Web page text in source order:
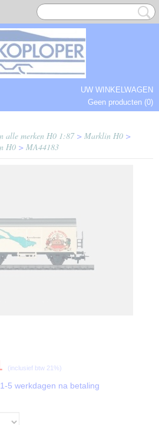
UW WINKELWAGEN
Geen producten (0)
alle merken H0 1:87> Marklin H0 >
H0 > MA44183
(inclusief btw 21%)
5 werkdagen na betaling